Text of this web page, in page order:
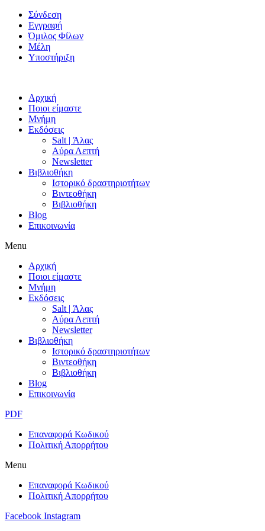
Skip
content
Σύνδεση
Εγγραφή
Όμιλος Φίλων
Μέλη
Υποστήριξη
Αρχική
Ποιοι είμαστε
Μνήμη
Εκδόσεις
Salt | Άλας
Αύρα Λεπτή
Newsletter
Βιβλιοθήκη
Ιστορικό δραστηριοτήτων
Βιντεοθήκη
Βιβλιοθήκη
Blog
Επικοινωνία
Menu
Αρχική
Ποιοι είμαστε
Μνήμη
Εκδόσεις
Salt | Άλας
Αύρα Λεπτή
Newsletter
Βιβλιοθήκη
Ιστορικό δραστηριοτήτων
Βιντεοθήκη
Βιβλιοθήκη
Blog
Επικοινωνία
PDF
Επαναφορά Κωδικού
Πολιτική Απορρήτου
Menu
Επαναφορά Κωδικού
Πολιτική Απορρήτου
Facebook Instagram